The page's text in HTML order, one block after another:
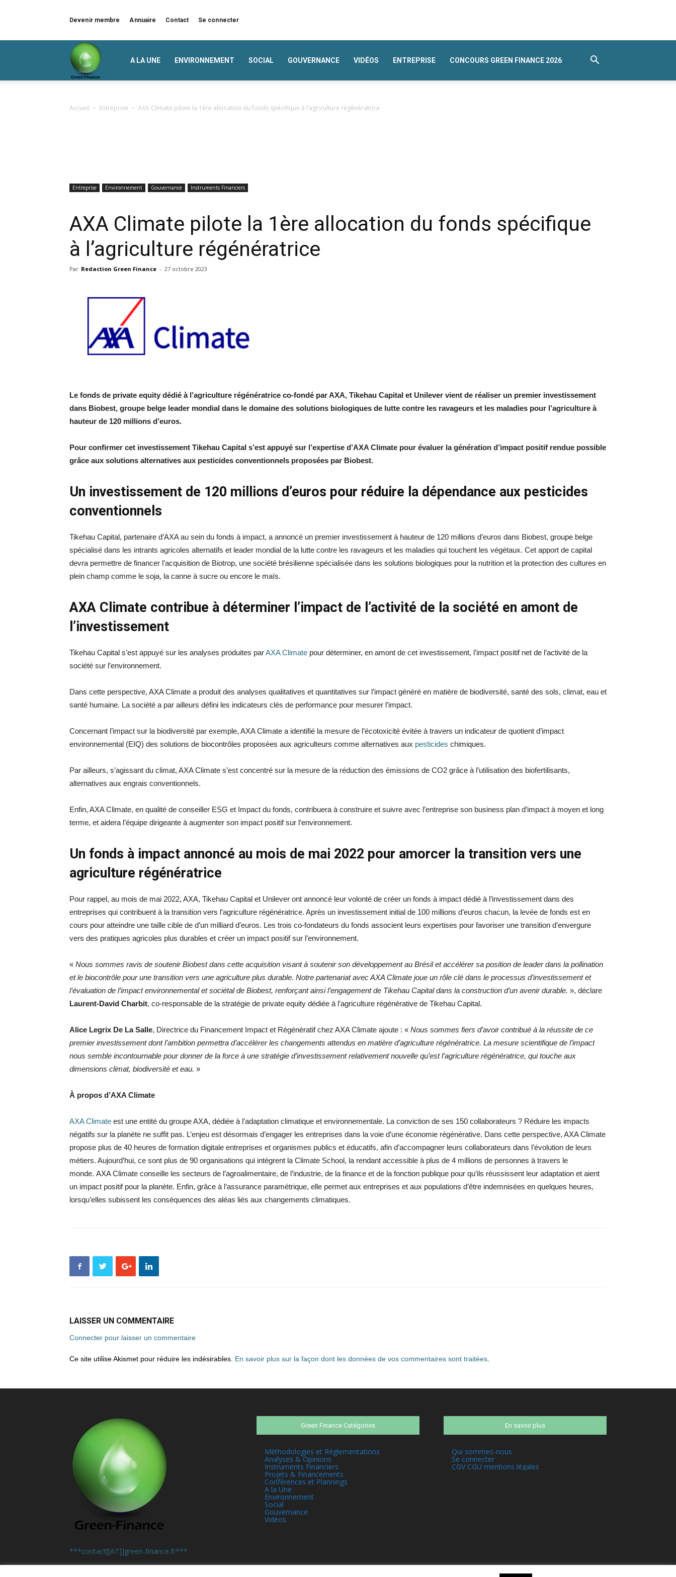
Devenir membre Annuaire Contact Se connecter
A LA UNE ENVIRONNEMENT SOCIAL GOUVERNANCE VIDÉOS ENTREPRISE CONCOURS GREEN FINANCE 2026
Accueil Entreprise AXA Climate pilote la 1ère allocation du fonds spécifique à l’agriculture régénératrice
Entreprise Environnement Gouvernance Instruments Financiers
AXA Climate pilote la 1ère allocation du fonds spécifique
à l’agriculture régénératrice
Par Redaction Green Finance - 27 octobre 2023
Le fonds de private equity dédié à l’agriculture régénératrice co-fondé par AXA, Tikehau Capital et Unilever vient de réaliser un premier investissement
dans Biobest, groupe belge leader mondial dans le domaine des solutions biologiques de lutte contre les ravageurs et les maladies pour l’agriculture à
hauteur de 120 millions d’euros.
Pour confirmer cet investissement Tikehau Capital s’est appuyé sur l’expertise d’AXA Climate pour évaluer la génération d’impact positif rendue possible
grâce aux solutions alternatives aux pesticides conventionnels proposées par Biobest.
Un investissement de 120 millions d’euros pour réduire la dépendance aux pesticides
conventionnels
Tikehau Capital, partenaire d’AXA au sein du fonds à impact, a annoncé un premier investissement à hauteur de 120 millions d’euros dans Biobest, groupe belge
spécialisé dans les intrants agricoles alternatifs et leader mondial de la lutte contre les ravageurs et les maladies qui touchent les végétaux. Cet apport de capital
devra permettre de financer l’acquisition de Biotrop, une société brésilienne spécialisée dans les solutions biologiques pour la nutrition et la protection des cultures en
plein champ comme le soja, la canne à sucre ou encore le maïs.
AXA Climate contribue à déterminer l’impact de l’activité de la société en amont de
l’investissement
Tikehau Capital s’est appuyé sur les analyses produites parAXA Climate pour déterminer, en amont de cet investissement, l’impact positif net de l’activité de la
société sur l’environnement.
Dans cette perspective, AXA Climate a produit des analyses qualitatives et quantitatives sur l’impact généré en matière de biodiversité, santé des sols, climat, eau et
santé humaine. La société a par ailleurs défini les indicateurs clés de performance pour mesurer l’impact.
Concernant l’impact sur la biodiversité par exemple, AXA Climate a identifié la mesure de l’écotoxicité évitée à travers un indicateur de quotient d’impact
environnemental (EIQ) des solutions de biocontrôles proposées aux agriculteurs comme alternatives aux pesticides chimiques.
Par ailleurs, s’agissant du climat, AXA Climate s’est concentré sur la mesure de la réduction des émissions de CO2 grâce à l’utilisation des biofertilisants,
alternatives aux engrais conventionnels.
Enfin, AXA Climate, en qualité de conseiller ESG et Impact du fonds, contribuera à construire et suivre avec l’entreprise son business plan d’impact à moyen et long
terme, et aidera l’équipe dirigeante à augmenter son impact positif sur l’environnement.
Un fonds à impact annoncé au mois de mai 2022 pour amorcer la transition vers une
agriculture régénératrice
Pour rappel, au mois de mai 2022, AXA, Tikehau Capital et Unilever ont annoncé leur volonté de créer un fonds à impact dédié à l’investissement dans des
entreprises qui contribuent à la transition vers l’agriculture régénératrice. Après un investissement initial de 100 millions d’euros chacun, la levée de fonds est en
cours pour atteindre une taille cible de d’un milliard d’euros. Les trois co-fondateurs du fonds associent leurs expertises pour favoriser une transition d’envergure
vers des pratiques agricoles plus durables et créer un impact positif sur l’environnement.
« Nous sommes ravis de soutenir Biobest dans cette acquisition visant à soutenir son développement au Brésil et accélérer sa position de leader dans la pollination
et le biocontrôle pour une transition vers une agriculture plus durable. Notre partenariat avec AXA Climate joue un rôle clé dans le processus d’investissement et
l’évaluation de l’impact environnemental et sociétal de Biobest, renforçant ainsi l’engagement de Tikehau Capital dans la construction d’un avenir durable. », déclare
Laurent-David Charbit, co-responsable de la stratégie de private equity dédiée à l’agriculture régénérative de Tikehau Capital.
Alice Legrix De La Salle, Directrice du Financement Impact et Régénératif chez AXA Climate ajoute : « Nous sommes fiers d’avoir contribué à la réussite de ce
premier investissement dont l’ambition permettra d’accélérer les changements attendus en matière d’agriculture régénératrice. La mesure scientifique de l’impact
nous semble incontournable pour donner de la force à une stratégie d’investissement relativement nouvelle qu’est l’agriculture régénératrice, qui touche aux
dimensions climat, biodiversité et eau. »
À propos d’AXA Climate
AXA Climate est une entité du groupe AXA, dédiée à l’adaptation climatique et environnementale. La conviction de ses 150 collaborateurs ? Réduire les impacts
négatifs sur la planète ne suffit pas. L’enjeu est désormais d’engager les entreprises dans la voie d’une économie régénérative. Dans cette perspective, AXA Climate
propose plus de 40 heures de formation digitale entreprises et organismes publics et éducatifs, afin d’accompagner leurs collaborateurs dans l’évolution de leurs
métiers. Aujourd’hui, ce sont plus de 90 organisations qui intègrent la Climate School, la rendant accessible à plus de 4 millions de personnes à travers le
monde. AXA Climate conseille les secteurs de l’agroalimentaire, de l’industrie, de la finance et de la fonction publique pour qu’ils réussissent leur adaptation et aient
un impact positif pour la planète. Enfin, grâce à l’assurance paramétrique, elle permet aux entreprises et aux populations d’être indemnisées en quelques heures,
lorsqu’elles subissent les conséquences des aléas liés aux changements climatiques.
LAISSER UN COMMENTAIRE
Connecter pour laisser un commentaire
Ce site utilise Akismet pour réduire les indésirables. En savoir plus sur la façon dont les données de vos commentaires sont traitées
***contact[[AT]]green-finance.fr***
Green Finance Catégories
Méthodologies et Réglementations
Analyses & Opinions
Instruments Financiers
Projets & Financements
Conférences et Plannings
A la Une
Environnement
Social
Gouvernance
Vidéos
En savoir plus
Qui sommes-nous
Se connecter
CGV CGU mentions légales